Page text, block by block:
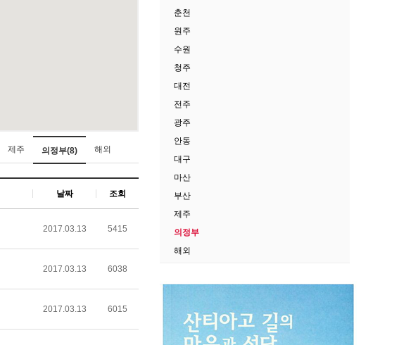
제주 의정부(8) 해외
날짜 조회
2017.03.13 5415
2017.03.13 6038
2017.03.13 6015
춘천
원주
수원
청주
대전
전주
광주
안동
대구
마산
부산
제주
의정부
해외